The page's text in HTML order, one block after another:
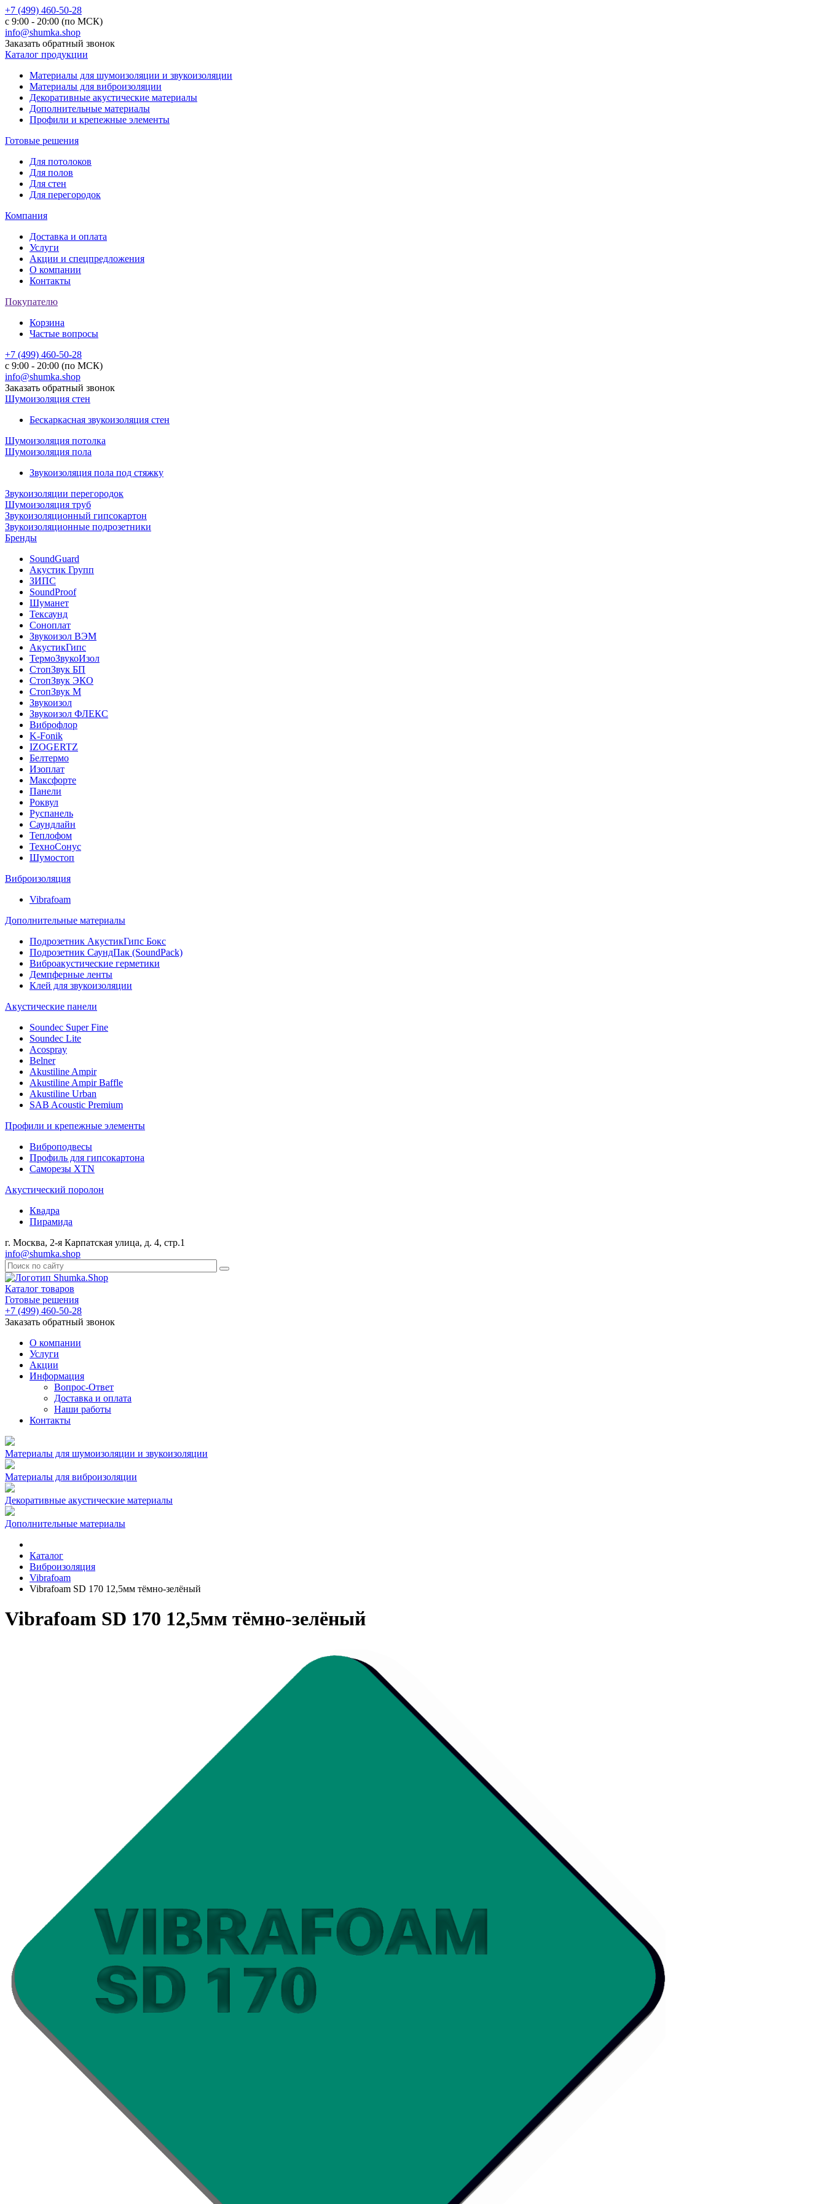
+7 (499) 460-50-28
с 9:00 - 20:00 (по МСК)
info@shumka.shop
Заказать обратный звонок
Каталог продукции
Материалы для шумоизоляции и звукоизоляции
Материалы для виброизоляции
Декоративные акустические материалы
Дополнительные материалы
Профили и крепежные элементы
Готовые решения
Для потолоков
Для полов
Для стен
Для перегородок
Компания
Доставка и оплата
Услуги
Акции и спецпредложения
О компании
Контакты
Покупателю
Корзина
Частые вопросы
+7 (499) 460-50-28
с 9:00 - 20:00 (по МСК)
info@shumka.shop
Заказать обратный звонок
Шумоизоляция стен
Бескаркасная звукоизоляция стен
Шумоизоляция потолка
Шумоизоляция пола
Звукоизоляция пола под стяжку
Звукоизоляции перегородок
Шумоизоляция труб
Звукоизоляционный гипсокартон
Звукоизоляционные подрозетники
Бренды
SoundGuard
Акустик Групп
ЗИПС
SoundProof
Шуманет
Тексаунд
Соноплат
Звукоизол ВЭМ
АкустикГипс
ТермоЗвукоИзол
СтопЗвук БП
СтопЗвук ЭКО
СтопЗвук М
Звукоизол
Звукоизол ФЛЕКС
Виброфлор
K-Fonik
IZOGERTZ
Белтермо
Изоплат
Максфорте
Панели
Роквул
Руспанель
Саундлайн
Теплофом
ТехноСонус
Шумостоп
Виброизоляция
Vibrafoam
Дополнительные материалы
Подрозетник АкустикГипс Бокс
Подрозетник СаундПак (SoundPack)
Виброакустические герметики
Демпферные ленты
Клей для звукоизоляции
Акустические панели
Soundec Super Fine
Soundec Lite
Acospray
Belner
Akustiline Ampir
Akustiline Ampir Baffle
Akustiline Urban
SAB Acoustic Premium
Профили и крепежные элементы
Виброподвесы
Профиль для гипсокартона
Саморезы XTN
Акустический поролон
Квадра
Пирамида
г. Москва, 2-я Карпатская улица, д. 4, стр.1
info@shumka.shop
Каталог товаров
Готовые решения
+7 (499) 460-50-28
Заказать обратный звонок
О компании
Услуги
Акции
Информация
Вопрос-Ответ
Доставка и оплата
Наши работы
Контакты
Материалы для шумоизоляции и звукоизоляции
Материалы для виброизоляции
Декоративные акустические материалы
Дополнительные материалы
Каталог
Виброизоляция
Vibrafoam
Vibrafoam SD 170 12,5мм тёмно-зелёный
Vibrafoam SD 170 12,5мм тёмно-зелёный